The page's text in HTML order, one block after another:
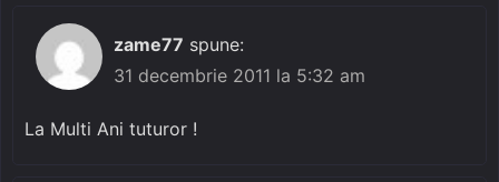
zame77 spune:
31 decembrie 2011 la 5:32 am
La Multi Ani tuturor !